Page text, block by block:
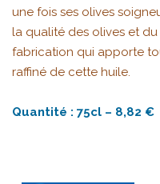
une fois ses olives
la qualité des olives et
fabrication qui apporte
raffiné de cette huile.
Quantité : 75cl – 8,82 €